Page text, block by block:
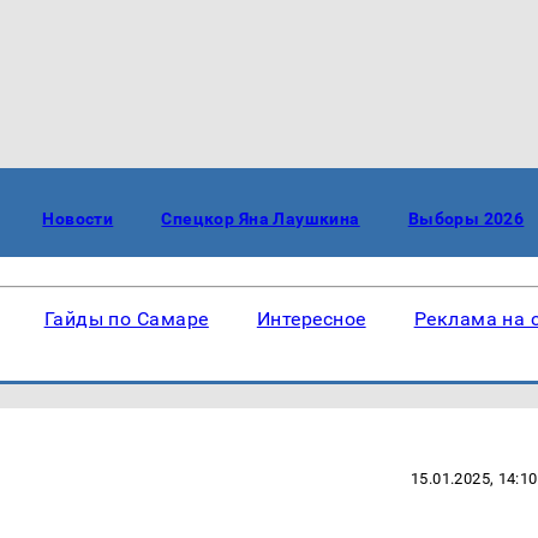
Новости Спецкор Яна Лаушкина Выборы 2026
Гайды по Самаре Интересное Реклама на
15.01.2025, 14:10